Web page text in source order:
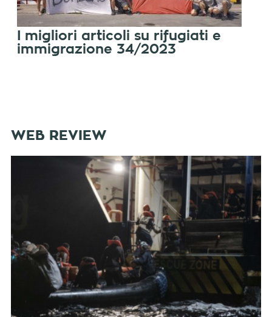
I migliori articoli su rifugiati e
immigrazione 34/2023
WEB REVIEW